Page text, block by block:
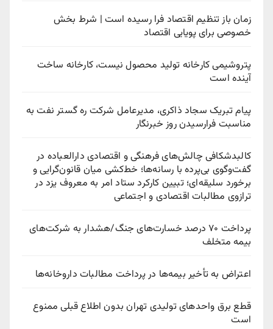
زمان باز تنظیم اقتصاد فرا رسیده است | شرط بخش
خصوصی برای پویایی اقتصاد
پتروشیمی کارخانه تولید محصول نیست، کارخانه ساخت
آینده است
پیام تبریک سجاد ذاکری، مدیرعامل شرکت ره‌ گستر نفت به
مناسبت فرارسیدن روز خبرنگار
کالبدشکافی چالش‌های فرهنگی و اقتصادی دارالعباده در
گفت‌وگوی بی‌پرده با رسانه‌ها؛ خط‌کشی میان قانون‌گرایی و
برخورد سلیقه‌ای؛ تبیین کارکرد ستاد امر به معروف یزد در
ترازوی مطالبات اقتصادی و اجتماعی
پرداخت ۷۰ درصد خسارت‌های جنگ/هشدار به شرکت‌های
بیمه متخلف
اعتراض به تأخیر بیمه‌ها در پرداخت مطالبات داروخانه‌ها
قطع برق واحدهای تولیدی تهران بدون اطلاع قبلی ممنوع
است